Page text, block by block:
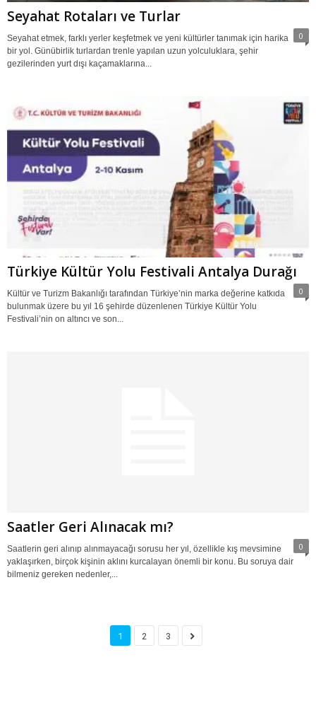
Seyahat Rotaları ve Turlar
0
Seyahat etmek, farklı yerler keşfetmek ve yeni kültürler tanımak için harika
bir yol. Günübirlik turlardan trenle yapılan uzun yolculuklara, şehir
gezilerinden yurt dışı kaçamaklarına...
Türkiye Kültür Yolu Festivali Antalya Durağı
0
Kültür ve Turizm Bakanlığı tarafından Türkiye’nin marka değerine katkıda
bulunmak üzere bu yıl 16 şehirde düzenlenen Türkiye Kültür Yolu
Festivali’nin on altıncı ve son...
Saatler Geri Alınacak mı?
0
Saatlerin geri alınıp alınmayacağı sorusu her yıl, özellikle kış mevsimine
yaklaşırken, birçok kişinin aklını kurcalayan önemli bir konu. Bu soruya dair
bilmeniz gereken nedenler,...
1 2 3